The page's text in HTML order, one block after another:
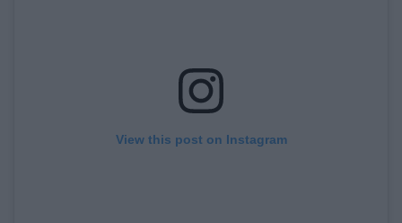
View this post on Instagram